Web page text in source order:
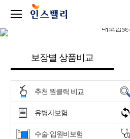
보장별 상품비교
추천 원클릭 비교
유병자보험
수술·입원비보험